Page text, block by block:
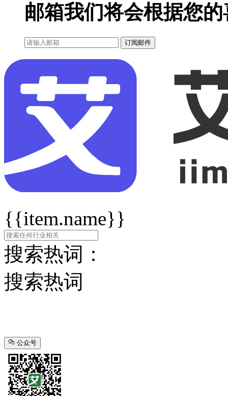
邮箱我们将会根据您
订阅邮件
{{item.name}}
搜索热词：
搜索热词
公众号